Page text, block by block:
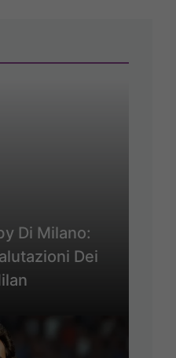
Di Milano:
Dei